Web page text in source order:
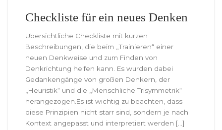
Checkliste für ein neues Denken
Übersichtliche Checkliste mit kurzen
Beschreibungen, die beim „Trainieren“ einer
neuen Denkweise und zum Finden von
Denkrichtung helfen kann. Es wurden dabei
Gedankengänge von großen Denkern, der
„Heuristik“ und die „Menschliche Trisymmetrik“
herangezogen.Es ist wichtig zu beachten, dass
diese Prinzipien nicht starr sind, sondern je nach
Kontext angepasst und interpretiert werden […]